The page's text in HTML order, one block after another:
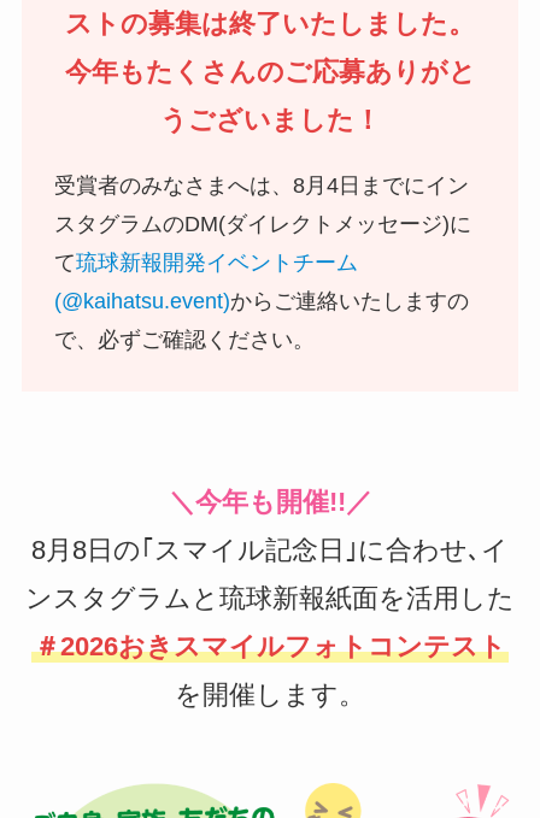
ストの募集は終了いたしました。
今年もたくさんのご応募ありがと
うございました！
受賞者のみなさまへは、8月4日までにイン
スタグラムのDM(ダイレクトメッセージ)に
て琉球新報開発イベントチーム
(@kaihatsu.event)からご連絡いたしますの
で、必ずご確認ください。
＼今年も開催!!／
8月8日の｢スマイル記念日｣に合わせ､イ
ンスタグラムと琉球新報紙面を活用した
＃2026おきスマイルフォトコンテスト
を開催します。